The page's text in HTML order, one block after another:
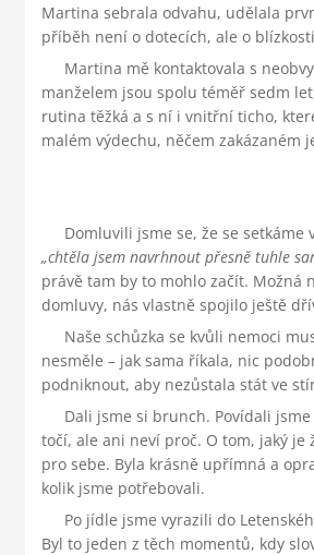
Martina sebrala odvahu, udělala
příběh není o dotecích, ale o
Martina mě kontaktovala s
manželem jsou spolu téměř sedm
rutina těžká a s ní i vnitřní ticho,
malém výdechu, něčem zakázaném
Domluvili jsme se, že se
chtěla jsem navrhnout přesně tuhle
právě tam by to mohlo začít. Možná
domluvy, nás vlastně spojilo ještě
Naše schůzka se kvůli nemoci
nesměle – jak sama říkala, nic
podniknout, aby nezůstala stát ve
Dali jsme si brunch. Povídali
točí, ale ani neví proč. O tom, jaký
pro sebe. Byla krásně upřímná a
kolik jsme potřebovali.
Po jídle jsme vyrazili do
Byl to jeden z těch momentů, kdy